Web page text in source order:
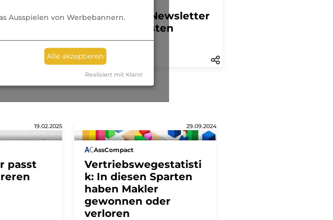
Der tägliche Newsletter
mit der höchsten
Reichweite
19.02.2025
passt
29.09.2024
AssCompact
Vertriebswegestatisti
k: In diesen Sparten
haben Makler
gewonnen oder
verloren
Ausspielen von Werbebannern.
Alle akzeptieren
Realisiert mit Klaro!